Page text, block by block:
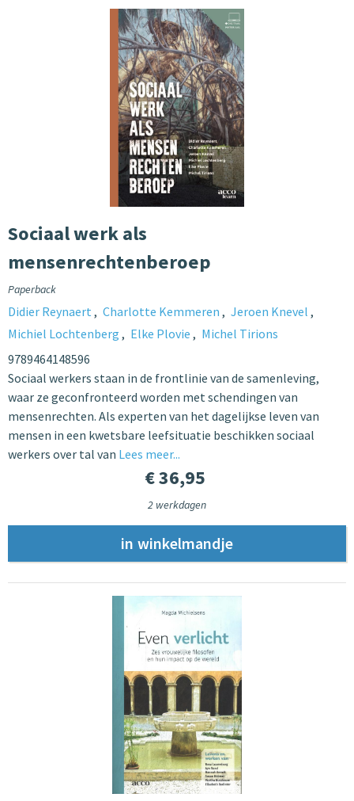
Sociaal werk als
mensenrechtenberoep
Paperback
Didier Reynaert Charlotte Kemmeren
Jeroen Knevel
Michiel Lochtenberg
Elke Plovie
Michel Tirions
9789464148596
Sociaal werkers staan in de frontlinie van de samenleving,
waar ze geconfronteerd worden met schendingen van
mensenrechten. Als experten van het dagelijkse leven van
mensen in een kwetsbare leefsituatie beschikken sociaal
werkers over tal van Lees meer...
€ 36,95
2 werkdagen